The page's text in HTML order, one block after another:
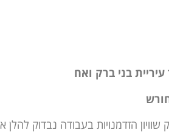
הזדמנויות בעבודה נבדוק להלן